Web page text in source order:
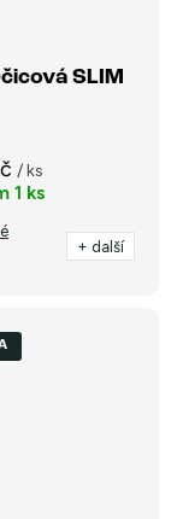
SLIM
/ ks
1 ks
+ další